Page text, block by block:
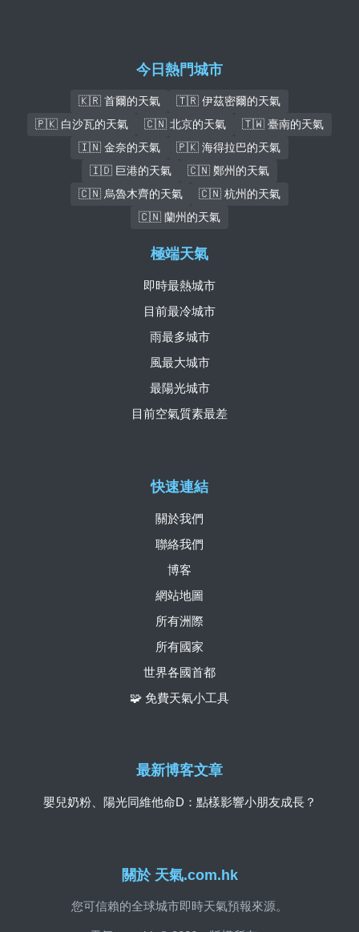
今日熱門城市
🇰🇷 首爾的天氣
🇹🇷 伊茲密爾的天氣
🇵🇰 白沙瓦的天氣
🇨🇳 北京的天氣
🇹🇼 臺南的天氣
🇮🇳 金奈的天氣
🇵🇰 海得拉巴的天氣
🇮🇩 巨港的天氣
🇨🇳 鄭州的天氣
🇨🇳 烏魯木齊的天氣
🇨🇳 杭州的天氣
🇨🇳 蘭州的天氣
關於 天氣.com.hk
您可信賴的全球城市即時天氣預報來源。
快速連結
關於我們
聯絡我們
博客
網站地圖
所有洲際
所有國家
世界各國首都
🧩 免費天氣小工具
極端天氣
即時最熱城市
目前最冷城市
雨最多城市
風最大城市
最陽光城市
目前空氣質素最差
最新博客文章
嬰兒奶粉、陽光同維他命D：點樣影響小朋友成長？